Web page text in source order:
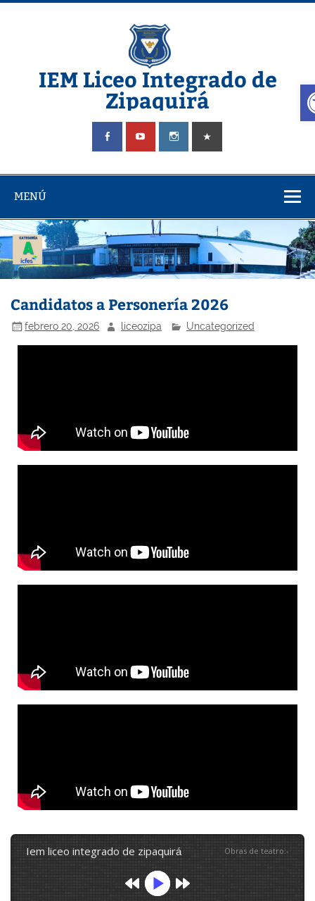
IEM Liceo Integrado de
Zipaquirá
Pagina del Liceo Integrado Zipaquira
MENÚ
Candidatos a Personería 2026
febrero 20, 2026 liceozipa Uncategorized
iem liceo integrado de zipaquirá Obras de teatro:-